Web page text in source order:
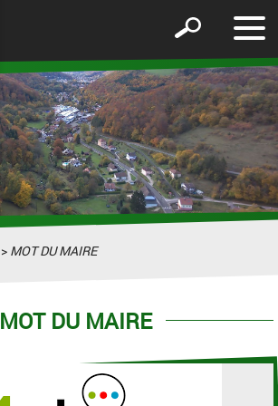
le
Afficher
formulaire
de
recherche
> MOT DU MAIRE
MOT DU MAIRE